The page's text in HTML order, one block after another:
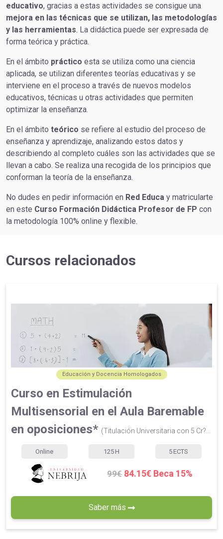
educativo, gracias a estas actividades se consigue una
mejora en las técnicas que se utilizan, las metodologías
y las herramientas. La didáctica puede ser expresada de
forma teórica y práctica.
En el ámbito práctico esta se utiliza como una ciencia
aplicada, se utilizan diferentes teorías educativas y se
interviene en el proceso a través de nuevos modelos
educativos, técnicas u otras actividades que permiten
optimizar la enseñanza.
En el ámbito teórico se refiere al estudio del proceso de
enseñanza y aprendizaje, analizando estos datos y
describiendo al completo cuáles son las actividades que se
llevan a cabo. Se realiza una recogida de los principios que
conforman la teoría de la enseñanza.
No dudes en pedir información en Red Educa y matricularte
en este Curso Formación Didáctica Profesor de FP con
la metodología 100% online y flexible.
Cursos relacionados
Educación y Docencia Homologados
Curso en Estimulación
Multisensorial en el Aula Baremable
en oposiciones* (Titulación Universitaria con 5 Cr?...
Online 125 H 5 ECTS
99€ 84.15€ Beca 15%
Saber más